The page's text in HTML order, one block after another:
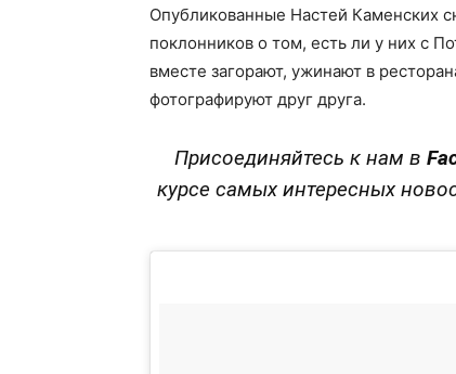
Опубликованные Настей Каменских
поклонников о том, есть ли у них с
вместе загорают, ужинают в
фотографируют друг друга.
Присоединяйтесь к нам в
курсе самых интересных